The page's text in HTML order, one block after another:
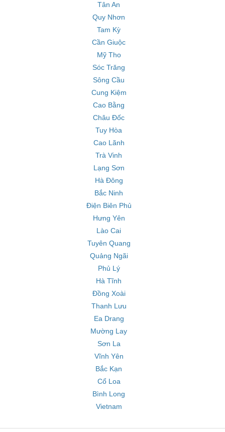
Tân An
Quy Nhơn
Tam Kỳ
Cần Giuộc
Mỹ Tho
Sóc Trăng
Sông Cầu
Cung Kiệm
Cao Bằng
Châu Đốc
Tuy Hòa
Cao Lãnh
Trà Vinh
Lạng Sơn
Hà Đông
Bắc Ninh
Điện Biên Phủ
Hưng Yên
Lào Cai
Tuyên Quang
Quảng Ngãi
Phủ Lý
Hà Tĩnh
Đồng Xoài
Thanh Lưu
Ea Drang
Mường Lay
Sơn La
Vĩnh Yên
Bắc Kạn
Cổ Loa
Bình Long
Vietnam